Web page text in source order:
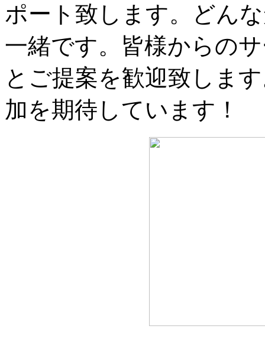
ポート致します。どん
一緒です。皆様からの
とご提案を歓迎致しま
加を期待しています！